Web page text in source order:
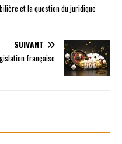
et la question du juridique
SUIVANT
française